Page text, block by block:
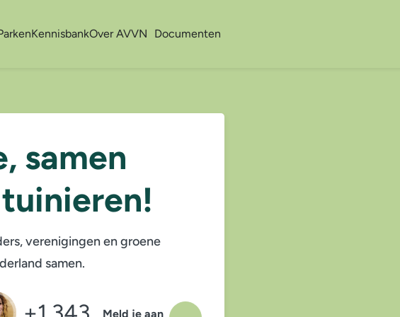
KennisbankOver AVVN Documenten
samen
verenigingen en groene
samen.
Meld je aan